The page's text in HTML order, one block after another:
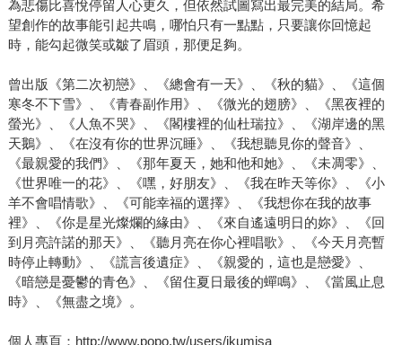
為悲傷比喜悅停留人心更久，但依然試圖寫出最完美的結局。希
望創作的故事能引起共鳴，哪怕只有一點點，只要讓你回憶起
時，能勾起微笑或皺了眉頭，那便足夠。
曾出版《第二次初戀》、《總會有一天》、《秋的貓》、《這個
寒冬不下雪》、《青春副作用》、《微光的翅膀》、《黑夜裡的
螢光》、《人魚不哭》、《閣樓裡的仙杜瑞拉》、《湖岸邊的黑
天鵝》、《在沒有你的世界沉睡》、《我想聽見你的聲音》、
《最親愛的我們》、《那年夏天，她和他和她》、《未凋零》、
《世界唯一的花》、《嘿，好朋友》、《我在昨天等你》、《小
羊不會唱情歌》、《可能幸福的選擇》、《我想你在我的故事
裡》、《你是星光燦爛的緣由》、《來自遙遠明日的妳》、《回
到月亮許諾的那天》、《聽月亮在你心裡唱歌》、《今天月亮暫
時停止轉動》、《謊言後遺症》、《親愛的，這也是戀愛》、
《暗戀是憂鬱的青色》、《留住夏日最後的蟬鳴》、《當風止息
時》、《無盡之境》。
個人專頁：http://www.popo.tw/users/ikumisa